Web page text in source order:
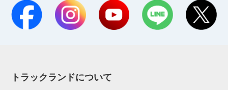
トラックランドについて